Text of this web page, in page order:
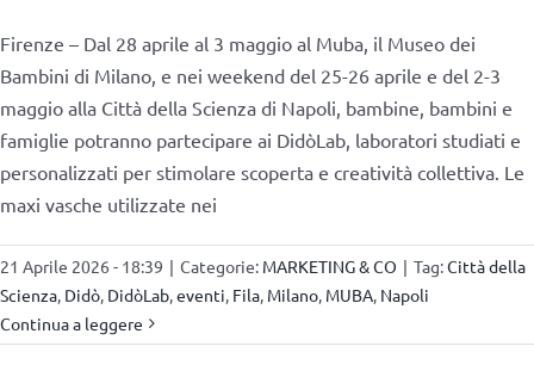
Firenze – Dal 28 aprile al 3 maggio al Muba, il Museo dei
Bambini di Milano, e nei weekend del 25-26 aprile e del 2-3
maggio alla Città della Scienza di Napoli, bambine, bambini e
famiglie potranno partecipare ai DidòLab, laboratori studiati e
personalizzati per stimolare scoperta e creatività collettiva. Le
maxi vasche utilizzate nei
21 Aprile 2026 - 18:39 | Categorie: MARKETING & CO | Tag:Città della
Scienza Didò DidòLab eventi Fila Milano MUBA Napoli
Continua a leggere